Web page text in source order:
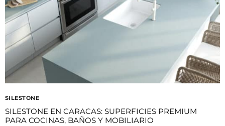
SILESTONE
SILESTONE EN CARACAS: SUPERFICIES PREMIUM
PARA COCINAS, BAÑOS Y MOBILIARIO